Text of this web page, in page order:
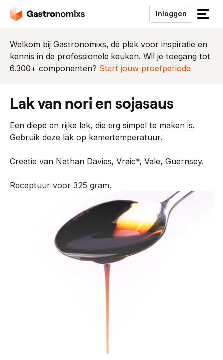
Inloggen
S
u
i
e
Welkom bij Gastronomixs, dé plek voor inspiratie en
kennis in de professionele keuken. Wil je toegang tot
6.300+ componenten? Start jouw proefperiode
lak van nori en sojasaus
Een diepe en rijke lak, die erg simpel te maken is.
Gebruik deze lak op kamertemperatuur.
Creatie van Nathan Davies, Vraic*, Vale, Guernsey.
Receptuur voor 325 gram.